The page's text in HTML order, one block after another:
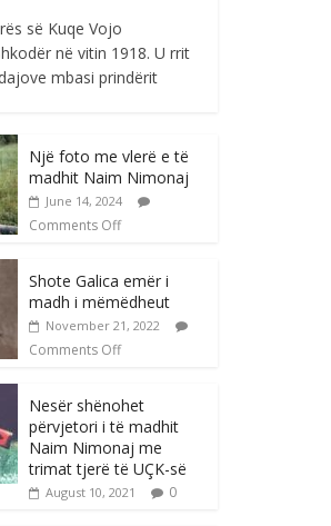
së Kuqe Vojo
në vitin 1918. U rrit
mbasi prindërit
Një foto me vlerë e të
madhit Naim Nimonaj
June 14, 2024
Comments Off
Shote Galica emër i
madh i mëmëdheut
November 21, 2022
Comments Off
Nesër shënohet
përvjetori i të madhit
Naim Nimonaj me
trimat tjerë të UÇK-së
August 10, 2021 0